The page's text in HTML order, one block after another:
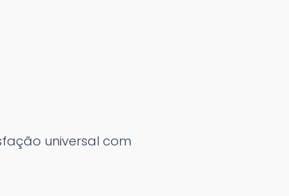
universal com